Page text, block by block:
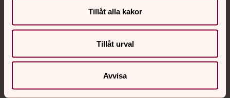
Tillåt alla kakor
Tillåt urval
Avvisa
Akut samtals- och krisstöd. Prata eller chatta anonymt
med en präst på kvällar och nätter.
Chatt
Digitalt brev